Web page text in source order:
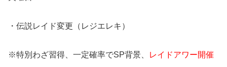
・伝説レイド変更（レジエレキ）
※特別わざ習得、一定確率でSP背景、 レイドアワー開催